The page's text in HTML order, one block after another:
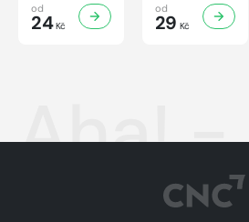
od
24Kč
od
29 Kč
Aha! -